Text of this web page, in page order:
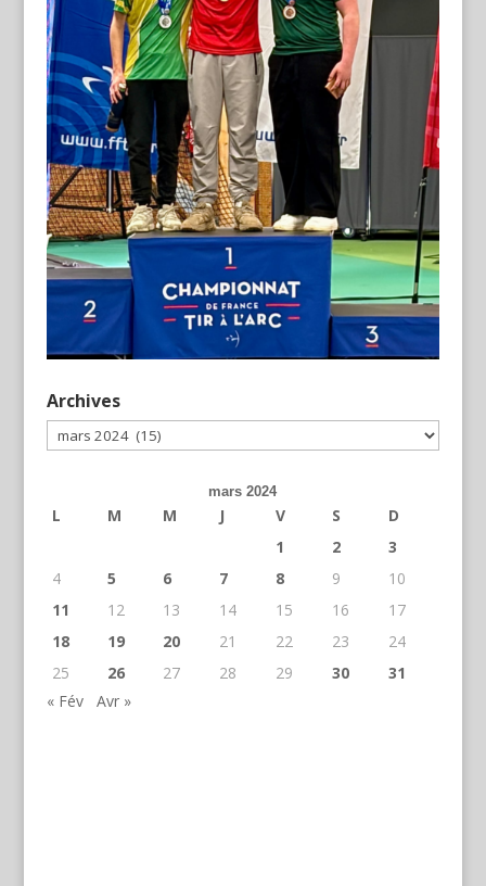
Archives
Archives
mars 2024
L M M J V S
D
1
2
3
4
5 6 7 8 9
10
11
12 13 14 15 16
17
18
19 20 21 22 23
24
25
26 27 28 29 30
31
« Fév
Avr »